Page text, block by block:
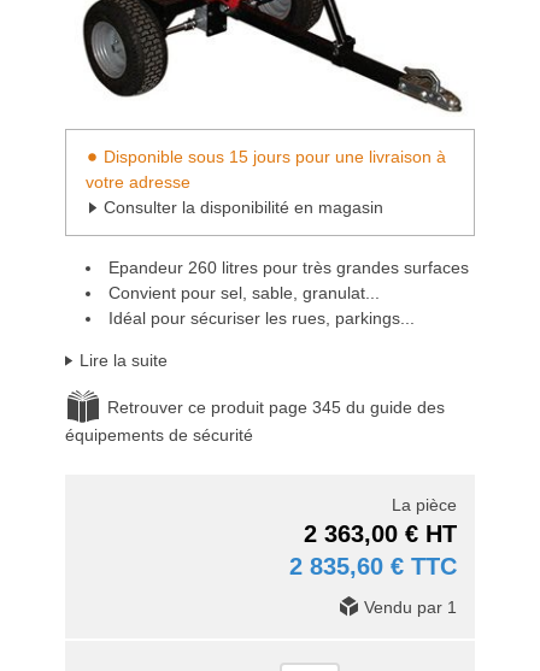
Disponible sous 15 jours pour une livraison à
votre adresse
Consulter la disponibilité en magasin
Epandeur 260 litres pour très grandes surfaces
Convient pour sel, sable, granulat...
Idéal pour sécuriser les rues, parkings...
Lire la suite
Retrouver ce produit page 345 du guide des
équipements de sécurité
La pièce
2 363,00 € HT
2 835,60 € TTC
Vendu par 1